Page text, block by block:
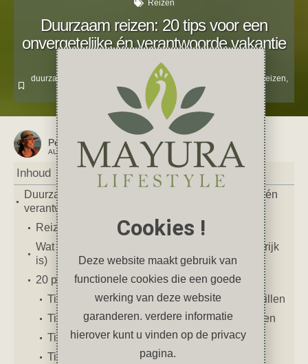
Reizen
Duurzaam reizen: 20 tips voor een
onvergetelijke én verantwoorde vakantie
oktober 18, 2025
duurzaam
groen doen reizen,
Tips
Petra
AUTEUR VAN DIT ARTIKEL
Inhoud
Duurzaam reizen: 20 tips voor een onvergetelijke én
verantwoorde vakantie
Reizen met respect voor mens, dier en natuur
Wat is duurzaam reizen (en waarom het belangrijk
is)
20 praktische tips om duurzaam te reizen
Tip 01 t/m 05 — Slim kiezen en minder verspillen
Tip 06 t/m 10 — Klimaat en natuur beschermen
Tip 11 t/m 15 — Slow travel en slim plannen
Tip 16 t/m 20 — Geef iets terug
Cookies !
Deze website maakt gebruik van
functionele cookies die een goede
werking van deze website
garanderen. verdere informatie
hierover kunt u vinden op de privacy
pagina.